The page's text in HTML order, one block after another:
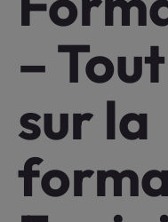
–
sur la